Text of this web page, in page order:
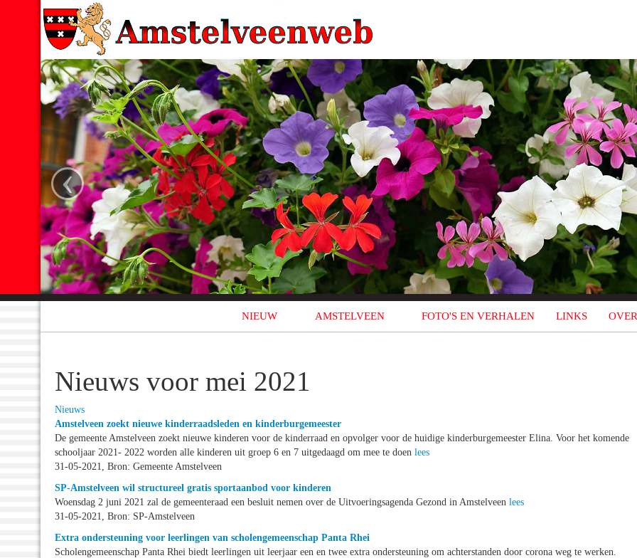
‹
NIEUW AMSTELVEEN FOTO'S EN VERHALEN LINKS
Nieuws voor mei 2021
Nieuws
Amstelveen zoekt nieuwe kinderraadsleden en kinderburgemeester
De gemeente Amstelveen zoekt nieuwe kinderen voor de kinderraad en opvolger voor de huidige kinderburgemeester Elina. Voor het komende
schooljaar 2021- 2022 worden alle kinderen uit groep 6 en 7 uitgedaagd om mee te doen lees
31-05-2021, Bron: Gemeente Amstelveen
SP-Amstelveen wil structureel gratis sportaanbod voor kinderen
Woensdag 2 juni 2021 zal de gemeenteraad een besluit nemen over de Uitvoeringsagenda Gezond in Amstelveen lees
31-05-2021, Bron: SP-Amstelveen
Extra ondersteuning voor leerlingen van scholengemeenschap Panta Rhei
Scholengemeenschap Panta Rhei biedt leerlingen uit leerjaar een en twee extra ondersteuning om achterstanden door corona weg te werken.